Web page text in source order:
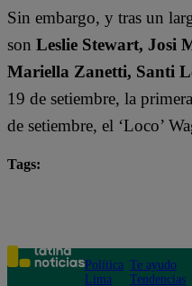
Sin embargo, y tras un
son Leslie Stewart, Josi
Mariella Zanetti, Santi
19 de setiembre, la
de setiembre, el ‘Loco’
Tags:
Política
Lima
Te ayudo
Tendencias